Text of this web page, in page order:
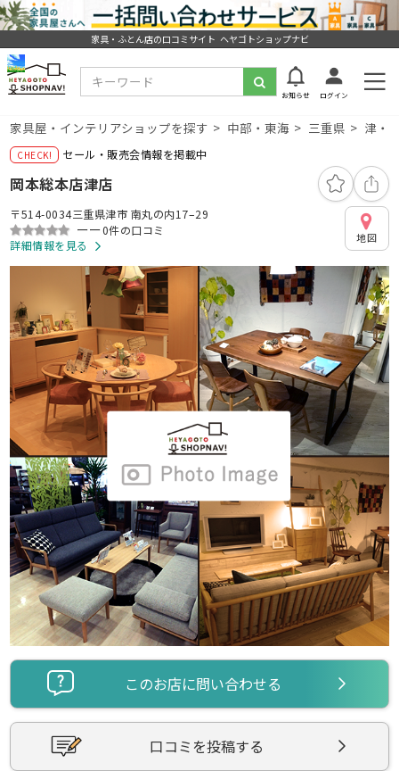
家具・ふとん店の口コミサイト ヘヤゴトショップナビ
お知らせ ログイン
家具屋・インテリアショップを探す 中部・東海 三重県 津・
セール・販売会情報を掲載中
岡本総本店津店
〒514-0034三重県津市 南丸の内17–29
ーー0件の口コミ
詳細情報を見る
地図
このお店に問い合わせる
口コミを投稿する